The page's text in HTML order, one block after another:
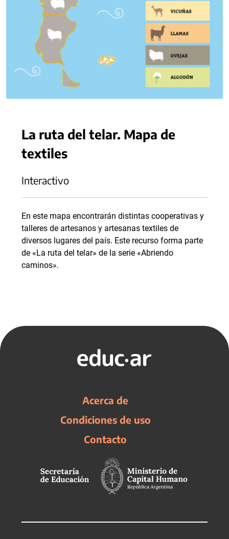
La ruta del telar. Mapa de
textiles
Interactivo
En este mapa encontrarán distintas cooperativas y
talleres de artesanos y artesanas textiles de
diversos lugares del país. Este recurso forma parte
de «La ruta del telar» de la serie «Abriendo
caminos».
Acerca de
Condiciones de uso
Contacto